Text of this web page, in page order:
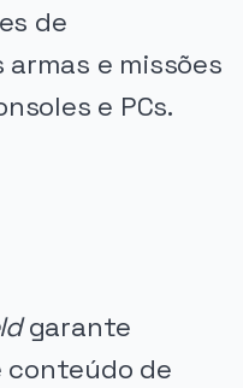
de
armas e missões
e PCs.
garante
conteúdo de